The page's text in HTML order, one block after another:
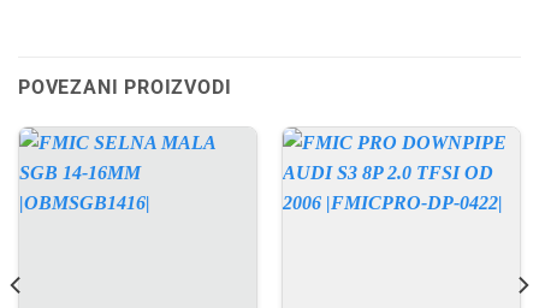
POVEZANI PROIZVODI